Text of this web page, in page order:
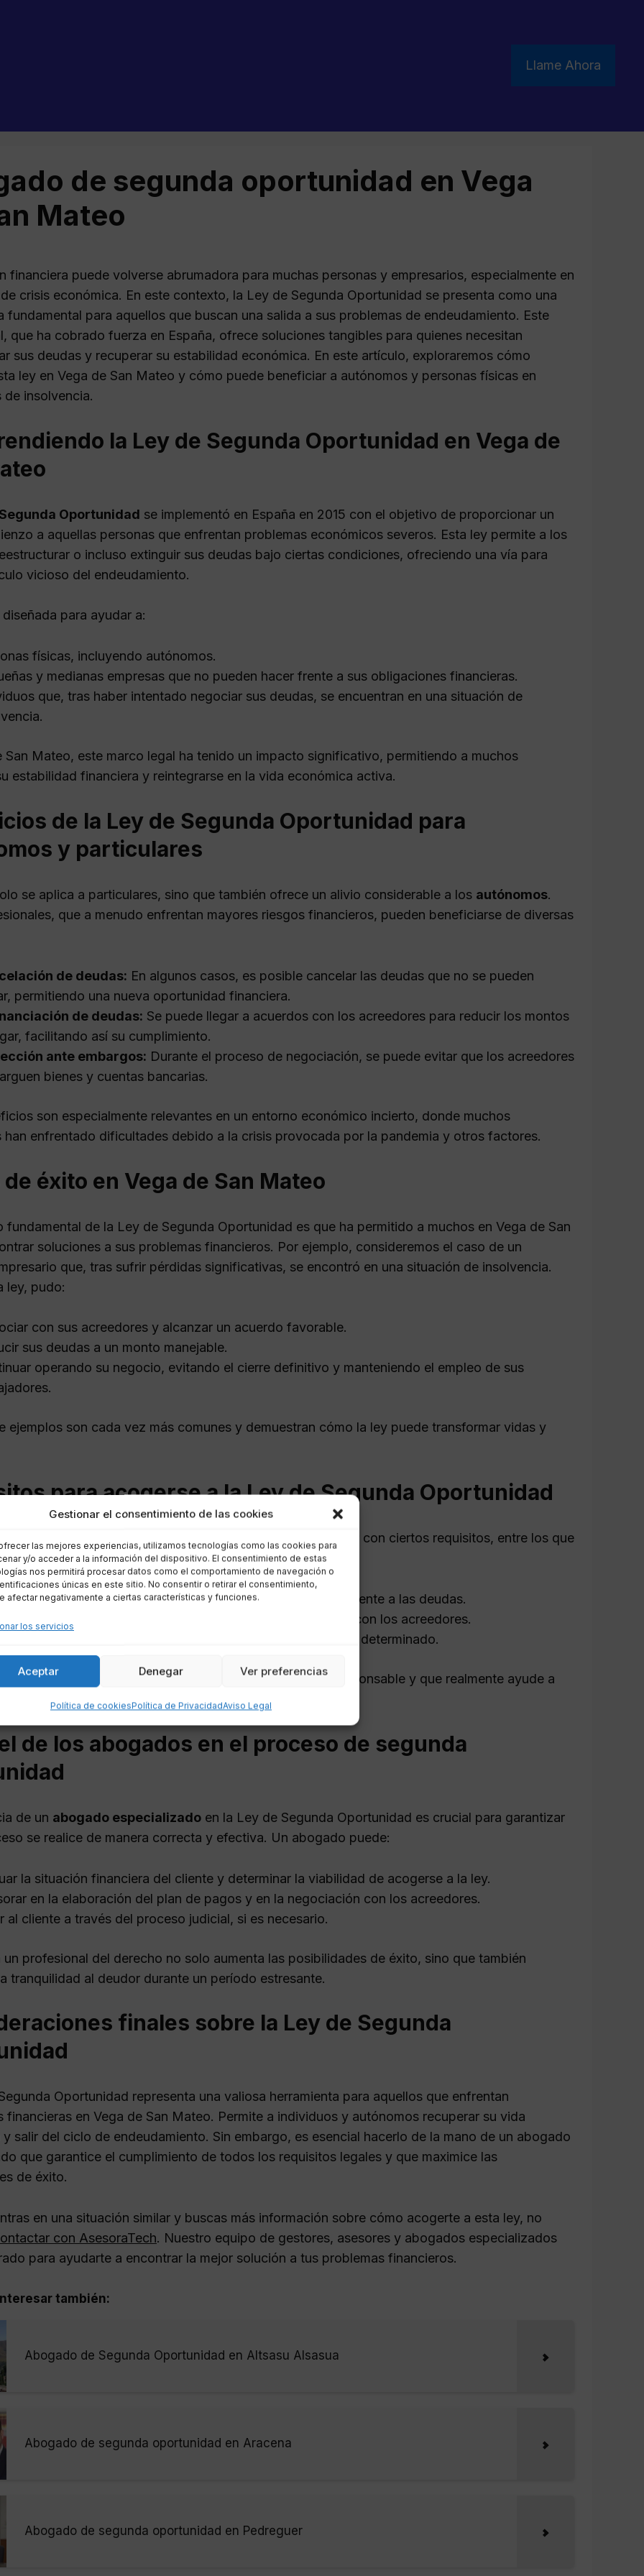
Gestionar el consentimiento de las cookies
las mejores experiencias, utilizamos tecnologías como las cookies para
y/o acceder a la información del dispositivo. El consentimiento de estas
nos permitirá procesar datos como el comportamiento de navegación o
únicas en este sitio. No consentir o retirar el consentimiento,
afectar negativamente a ciertas características y funciones.
los servicios
Aceptar Denegar Ver preferencias
Política de cookiesPolítica de PrivacidadAviso Legal
Llame Ahora
de segunda oportunidad en Vega
Mateo
financiera puede volverse abrumadora para muchas personas y empresarios, especialmente en
crisis económica. En este contexto, la Ley de Segunda Oportunidad se presenta como una
fundamental para aquellos que buscan una salida a sus problemas de endeudamiento. Este
que ha cobrado fuerza en España, ofrece soluciones tangibles para quienes necesitan
sus deudas y recuperar su estabilidad económica. En este artículo, exploraremos cómo
ley en Vega de San Mateo y cómo puede beneficiar a autónomos y personas físicas en
de insolvencia.
la Ley de Segunda Oportunidad en Vega de
Oportunidad se implementó en España en 2015 con el objetivo de proporcionar un
a aquellas personas que enfrentan problemas económicos severos. Esta ley permite a los
o incluso extinguir sus deudas bajo ciertas condiciones, ofreciendo una vía para
vicioso del endeudamiento.
para ayudar a:
físicas, incluyendo autónomos.
y medianas empresas que no pueden hacer frente a sus obligaciones financieras.
que, tras haber intentado negociar sus deudas, se encuentran en una situación de
San Mateo, este marco legal ha tenido un impacto significativo, permitiendo a muchos
estabilidad financiera y reintegrarse en la vida económica activa.
de la Ley de Segunda Oportunidad para
y particulares
se aplica a particulares, sino que también ofrece un alivio considerable a los autónomos.
que a menudo enfrentan mayores riesgos financieros, pueden beneficiarse de diversas
de deudas: En algunos casos, es posible cancelar las deudas que no se pueden
permitiendo una nueva oportunidad financiera.
de deudas: Se puede llegar a acuerdos con los acreedores para reducir los montos
facilitando así su cumplimiento.
ante embargos: Durante el proceso de negociación, se puede evitar que los acreedores
bienes y cuentas bancarias.
son especialmente relevantes en un entorno económico incierto, donde muchos
han enfrentado dificultades debido a la crisis provocada por la pandemia y otros factores.
éxito en Vega de San Mateo
fundamental de la Ley de Segunda Oportunidad es que ha permitido a muchos en Vega de San
soluciones a sus problemas financieros. Por ejemplo, consideremos el caso de un
que, tras sufrir pérdidas significativas, se encontró en una situación de insolvencia.
ley, pudo:
con sus acreedores y alcanzar un acuerdo favorable.
sus deudas a un monto manejable.
operando su negocio, evitando el cierre definitivo y manteniendo el empleo de sus
ejemplos son cada vez más comunes y demuestran cómo la ley puede transformar vidas y
para acogerse a la Ley de Segunda Oportunidad
de la Ley de Segunda Oportunidad, es crucial cumplir con ciertos requisitos, entre los que
la situación de insolvencia, es decir, no poder hacer frente a las deudas.
intentado previamente un acuerdo extrajudicial de pagos con los acreedores.
sido condenado por delitos económicos en un periodo determinado.
buscan garantizar que la ley se aplique de manera responsable y que realmente ayude a
de los abogados en el proceso de segunda
de un abogado especializado en la Ley de Segunda Oportunidad es crucial para garantizar
se realice de manera correcta y efectiva. Un abogado puede:
la situación financiera del cliente y determinar la viabilidad de acogerse a la ley.
en la elaboración del plan de pagos y en la negociación con los acreedores.
al cliente a través del proceso judicial, si es necesario.
un profesional del derecho no solo aumenta las posibilidades de éxito, sino que también
tranquilidad al deudor durante un período estresante.
finales sobre la Ley de Segunda
Oportunidad representa una valiosa herramienta para aquellos que enfrentan
financieras en Vega de San Mateo. Permite a individuos y autónomos recuperar su vida
salir del ciclo de endeudamiento. Sin embargo, es esencial hacerlo de la mano de un abogado
que garantice el cumplimiento de todos los requisitos legales y que maximice las
de éxito.
en una situación similar y buscas más información sobre cómo acogerte a esta ley, no
con AsesoraTech. Nuestro equipo de gestores, asesores y abogados especializados
para ayudarte a encontrar la mejor solución a tus problemas financieros.
también:
Abogado de Segunda Oportunidad en Altsasu Alsasua
Abogado de segunda oportunidad en Aracena
Abogado de segunda oportunidad en Pedreguer